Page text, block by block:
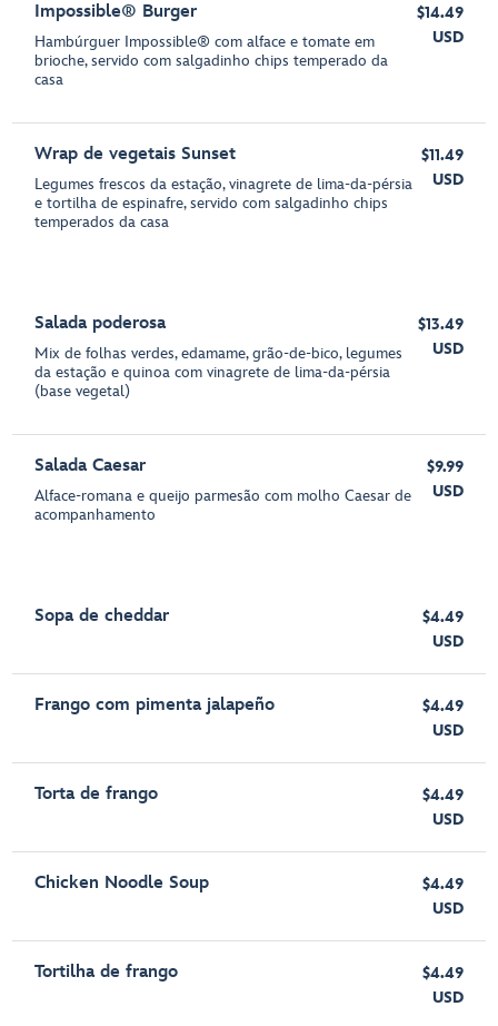
Impossible® Burger
Hambúrguer Impossible® com alface e tomate em
brioche, servido com salgadinho chips temperado da
casa
$14.49
USD
Wrap de vegetais Sunset
Legumes frescos da estação, vinagrete de lima-da-pérsia
e tortilha de espinafre, servido com salgadinho chips
temperados da casa
$11.49
USD
Salada poderosa
Mix de folhas verdes, edamame, grão-de-bico, legumes
da estação e quinoa com vinagrete de lima-da-pérsia
(base vegetal)
$13.49
USD
Salada Caesar
Alface-romana e queijo parmesão com molho Caesar de
acompanhamento
$9.99
USD
Sopa de cheddar
$4.49
USD
Frango com pimenta jalapeño
$4.49
USD
Torta de frango
$4.49
USD
Chicken Noodle Soup
$4.49
USD
Tortilha de frango
$4.49
USD